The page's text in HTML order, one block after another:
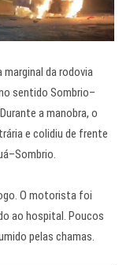
da rodovia
sentido Sombrio–
a manobra, o
e colidiu de frente
O motorista foi
ao hospital. Poucos
pelas chamas.